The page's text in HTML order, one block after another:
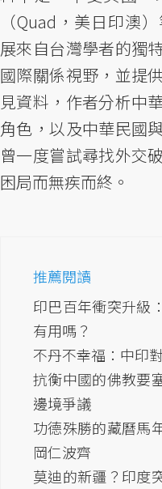
（Quad，美日印澳
展來自台灣學者的獨
國際關係視野，並提
見資料，作者分析中
角色，以及中華民國
曾一度嘗試尋找外交
困局而無疾而終。
推薦閱讀
印巴百年衝突升級
有用嗎？
不丹不幸福：中印
抗衡中國的佛教要
邊境爭議
功德殊勝的藏曆馬
岡仁波齊
莫迪的新疆？印度